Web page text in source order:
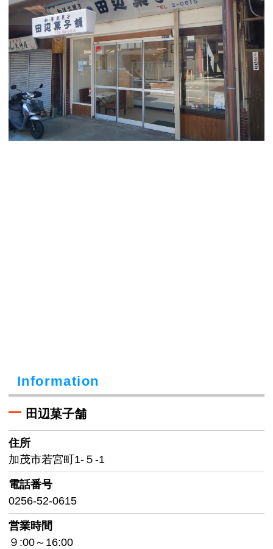
Information
田辺菓子舗
住所
加茂市若宮町1-５-1
電話番号
0256-52-0615
営業時間
９:00～16:00